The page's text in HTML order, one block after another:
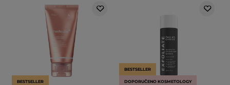
BESTSELLER
BESTSELLER
DOPORUČENO KOSMETOLOGY